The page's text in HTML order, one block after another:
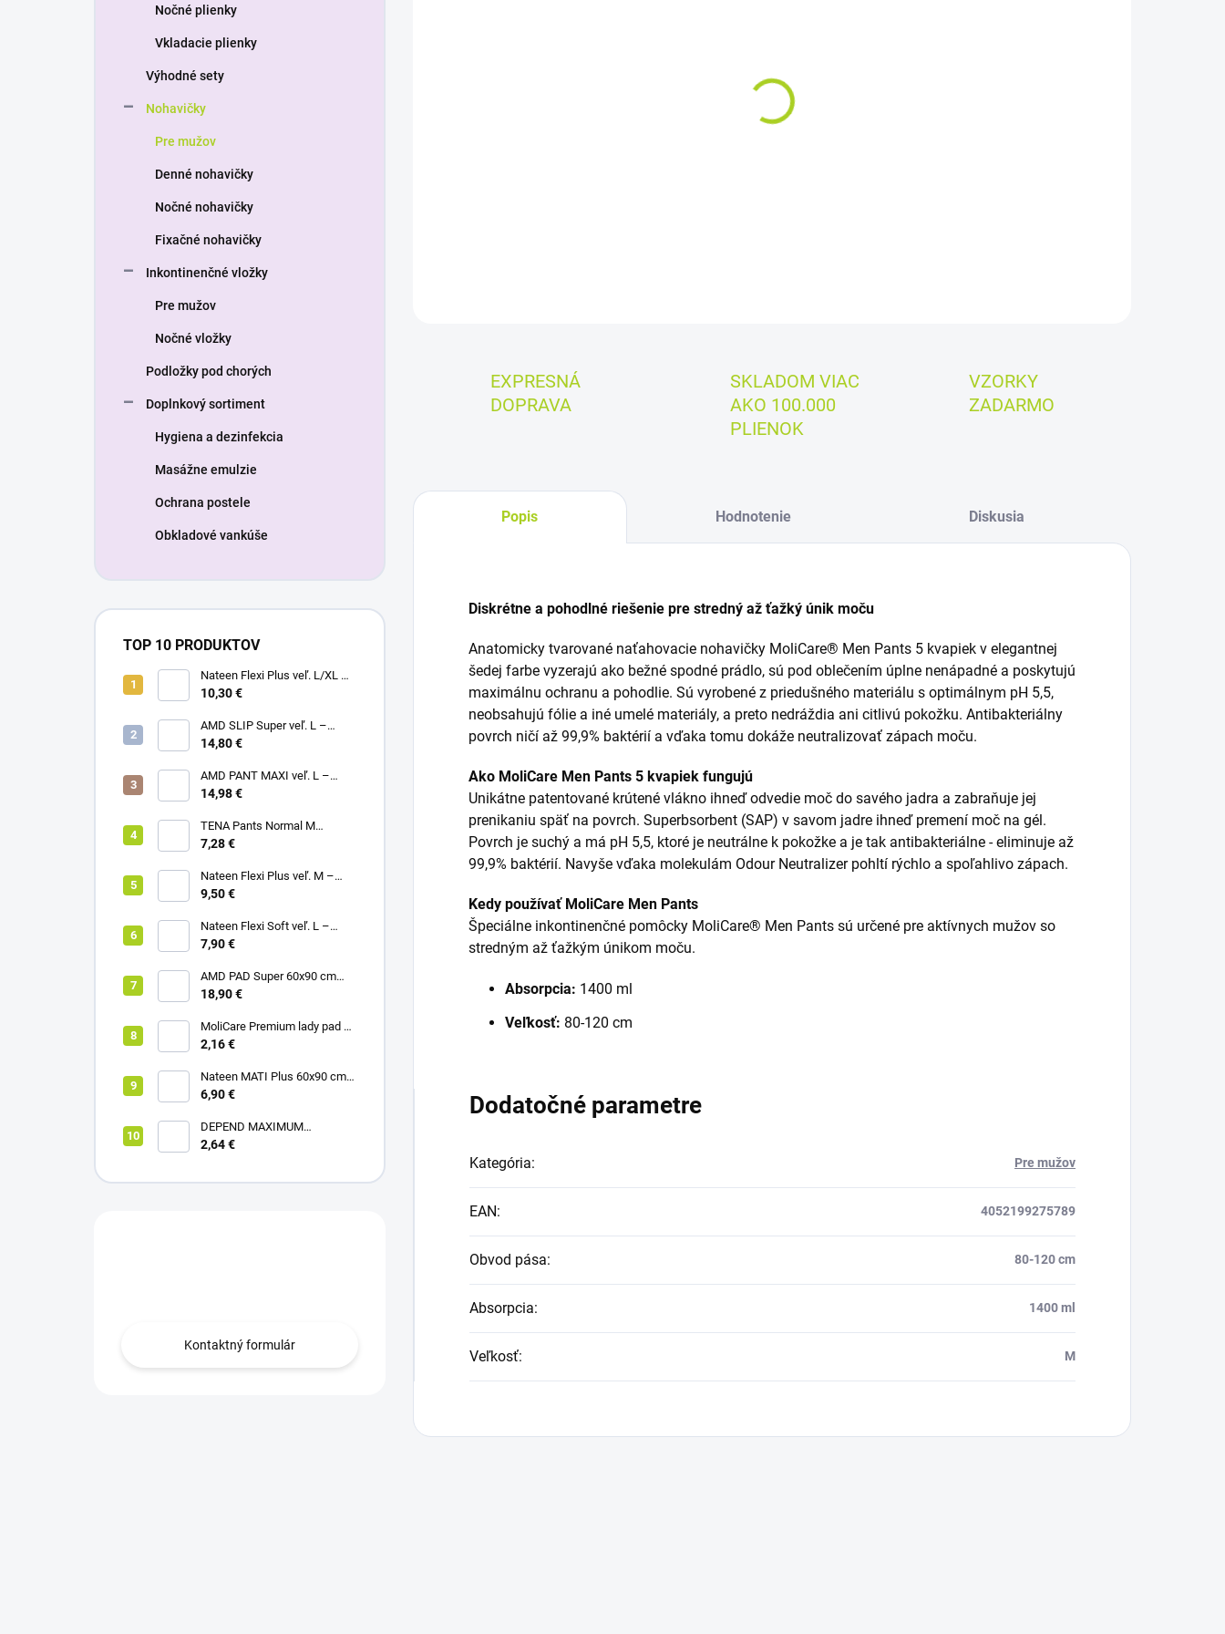
Nočné plienky
Vkladacie plienky
Výhodné sety
Nohavičky
Pre mužov
Denné nohavičky
Nočné nohavičky
Fixačné nohavičky
Inkontinenčné vložky
Pre mužov
Nočné vložky
Podložky pod chorých
Doplnkový sortiment
Hygiena a dezinfekcia
Masážne emulzie
Ochrana postele
Obkladové vankúše
TOP 10 PRODUKTOV
Nateen Flexi Plus veľ. L/XL –
nohavičky plienkové (10ks)
10,30 €
AMD SLIP Super veľ. L –
14,80 €
AMD PANT MAXI veľ. L –
14,98 €
TENA Pants Normal M
naťahovacie inkontinenčné
7,28 €
Nateen Flexi Plus veľ. M –
nohavičky plienkové (10ks)
9,50 €
Nateen Flexi Soft veľ. L –
nohavičky plienkové (10ks)
7,90 €
AMD PAD Super 60x90 cm
podložka pod pacienta (30ks)
18,90 €
MoliCare Premium lady pad 3
kvapky inkontinenčné vložky
2,16 €
Nateen MATI Plus 60x90 cm
podložka pod pacienta (10ks)
6,90 €
DEPEND MAXIMUM
inkontinenčné vložky pre ženy,
6ks
2,64 €
Kontaktný formulár
EXPRESNÁ
DOPRAVA
SKLADOM VIAC
AKO 100.000
PLIENOK
VZORKY
ZADARMO
Popis Hodnotenie Diskusia
Diskrétne a pohodlné riešenie pre stredný až ťažký únik moču
Anatomicky tvarované naťahovacie nohavičky MoliCare® Men Pants 5 kvapiek v elegantnej
šedej farbe vyzerajú ako bežné spodné prádlo, sú pod oblečením úplne nenápadné a poskytujú
maximálnu ochranu a pohodlie. Sú vyrobené z priedušného materiálu s optimálnym pH 5,5,
neobsahujú fólie a iné umelé materiály, a preto nedráždia ani citlivú pokožku. Antibakteriálny
povrch ničí až 99,9% baktérií a vďaka tomu dokáže neutralizovať zápach moču.
Ako MoliCare Men Pants 5 kvapiek fungujú
Unikátne patentované krútené vlákno ihneď odvedie moč do savého jadra a zabraňuje jej
prenikaniu späť na povrch. Superbsorbent (SAP) v savom jadre ihneď premení moč na gél.
Povrch je suchý a má pH 5,5, ktoré je neutrálne k pokožke a je tak antibakteriálne - eliminuje až
99,9% baktérií. Navyše vďaka molekulám Odour Neutralizer pohltí rýchlo a spoľahlivo zápach.
Kedy používať MoliCare Men Pants
Špeciálne inkontinenčné pomôcky MoliCare® Men Pants sú určené pre aktívnych mužov so
stredným až ťažkým únikom moču.
Absorpcia: 1400 ml
Veľkosť: 80-120 cm
Dodatočné parametre
Kategória: Pre mužov
EAN: 4052199275789
Obvod pása: 80-120 cm
Absorpcia: 1400 ml
Veľkosť: M